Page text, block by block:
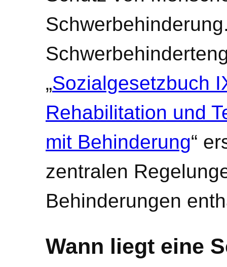
„Sozialgesetzbuch
Rehabilitation und
mit Behinderung“
zentralen
Behinderungen
Wann liegt eine